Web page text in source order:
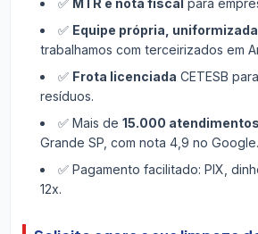
✅ Equipe própria, uniformizada
trabalhamos com terceirizados em
✅ Frota licenciada CETESB
resíduos.
✅ Mais de 15.000 atendimentos
Grande SP, com nota 4,9 no Google.
✅ Pagamento facilitado: PIX,
12x.